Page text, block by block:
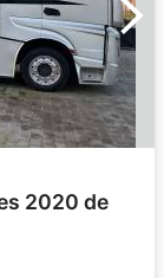
2020 de